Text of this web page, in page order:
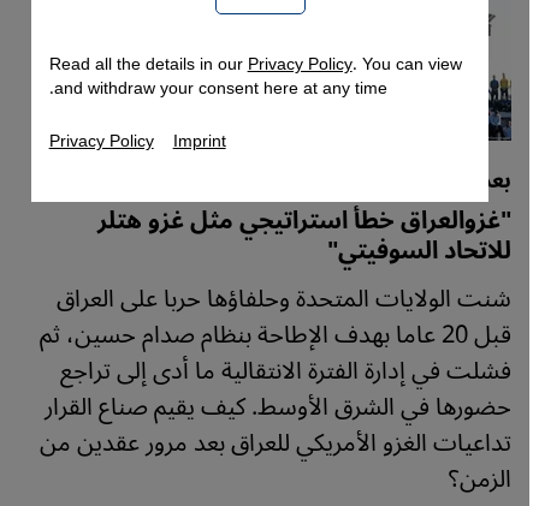
بعد 20 عاما على الحرب على العراق
"غزوالعراق خطأ استراتيجي مثل غزو هتلر
للاتحاد السوفيتي"
شنت الولايات المتحدة وحلفاؤها حربا على العراق
قبل 20 عاما بهدف الإطاحة بنظام صدام حسين، ثم
فشلت في إدارة الفترة الانتقالية ما أدى إلى تراجع
حضورها في الشرق الأوسط. كيف يقيم صناع القرار
تداعيات الغزو الأمريكي للعراق بعد مرور عقدين من
الزمن؟
Read all the details in ourPrivacy Policy. You can view
and withdraw your consent here at any time.
Privacy Policy Imprint